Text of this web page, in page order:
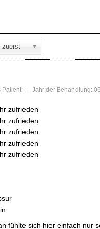
zuerst
Patient | Jahr der Behandlung:
zufrieden
zufrieden
zufrieden
zufrieden
zufrieden
fühlte sich hier einfach nur